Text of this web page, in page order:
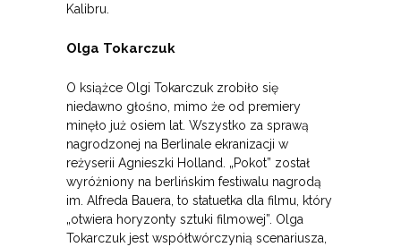
Kalibru.
Olga Tokarczuk
O książce Olgi Tokarczuk zrobiło się
niedawno głośno, mimo że od premiery
minęło już osiem lat. Wszystko za sprawą
nagrodzonej na Berlinale ekranizacji w
reżyserii Agnieszki Holland. „Pokot” został
wyróżniony na berlińskim festiwalu nagrodą
im. Alfreda Bauera, to statuetka dla filmu, który
„otwiera horyzonty sztuki filmowej”. Olga
Tokarczuk jest współtwórczynią scenariusza,